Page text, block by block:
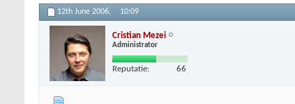
12th June 2006, 10:09
Cristian Mezei
Administrator
Reputatie: 66